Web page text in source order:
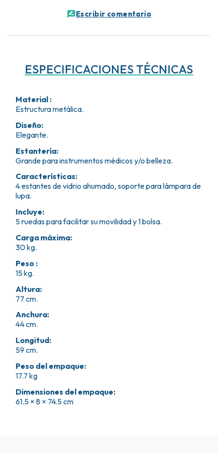
Escribir comentario
ESPECIFICACIONES TÉCNICAS
Material :
Estructura metálica.
Diseño:
Elegante.
Estantería:
Grande para instrumentos médicos y/o belleza.
Características:
4 estantes de vidrio ahumado, soporte para lámpara de
lupa.
Incluye:
5 ruedas para facilitar su movilidad y 1 bolsa.
Carga máxima:
30 kg.
Peso :
15 kg.
Altura:
77 cm.
Anchura:
44 cm.
Longitud:
59 cm.
Peso del empaque:
17.7 kg
Dimensiones del empaque:
61.5 × 8 × 74.5 cm